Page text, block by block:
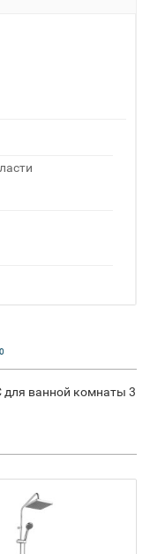
0
для ванной комнаты 3